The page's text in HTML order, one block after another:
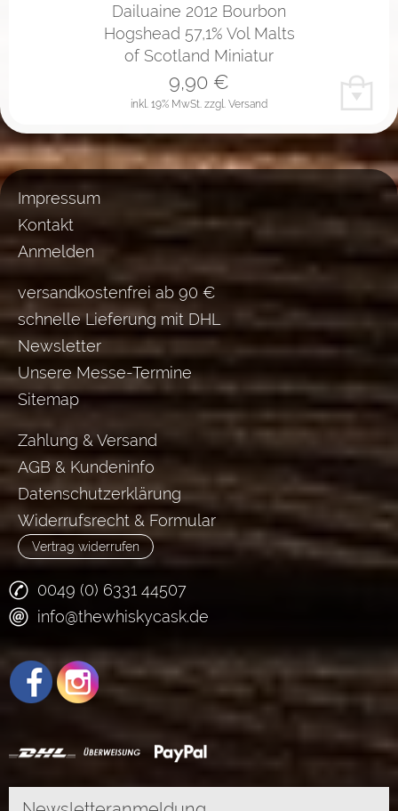
Dailuaine 2012 Bourbon
Hogshead 57,1% Vol Malts
of Scotland Miniatur
inkl. 19% MwSt. zzgl. Versand
9,90 €
Impressum
Kontakt
Anmelden
versandkostenfrei ab 90 €
schnelle Lieferung mit DHL
Newsletter
Unsere Messe-Termine
Sitemap
Zahlung & Versand
AGB & Kundeninfo
Datenschutzerklärung
Widerrufsrecht & Formular
Vertrag widerrufen
0049 (0) 6331 44507
info@thewhiskycask.de